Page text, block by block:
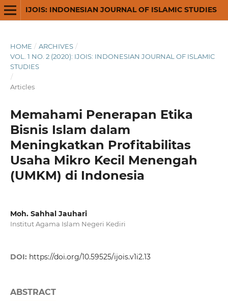
IJOIS: INDONESIAN JOURNAL OF ISLAMIC STUDIES
HOME / ARCHIVES /
VOL. 1 NO. 2 (2020): IJOIS: INDONESIAN JOURNAL OF ISLAMIC
STUDIES
/
Articles
Memahami Penerapan Etika
Bisnis Islam dalam
Meningkatkan Profitabilitas
Usaha Mikro Kecil Menengah
(UMKM) di Indonesia
Moh. Sahhal Jauhari
Institut Agama Islam Negeri Kediri
DOI: https://doi.org/10.59525/ijois.v1i2.13
ABSTRACT